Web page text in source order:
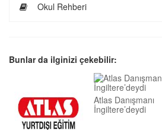
Okul Rehberi
Bunlar da ilginizi çekebilir:
Atlas Danışmanı
İngiltere’deydi